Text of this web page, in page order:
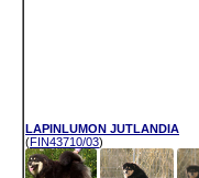
LAPINLUMON JUTLANDIA
(FIN43710/03)